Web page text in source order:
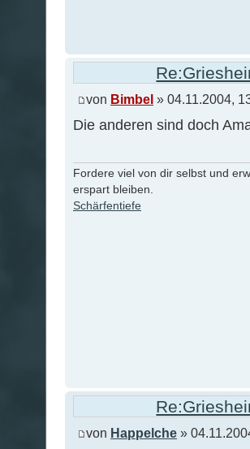
von Bimbel » 04.11.2004,
Die anderen sind doch
Fordere viel von dir selbst und
erspart bleiben.
Schärfentiefe
von Happelche »